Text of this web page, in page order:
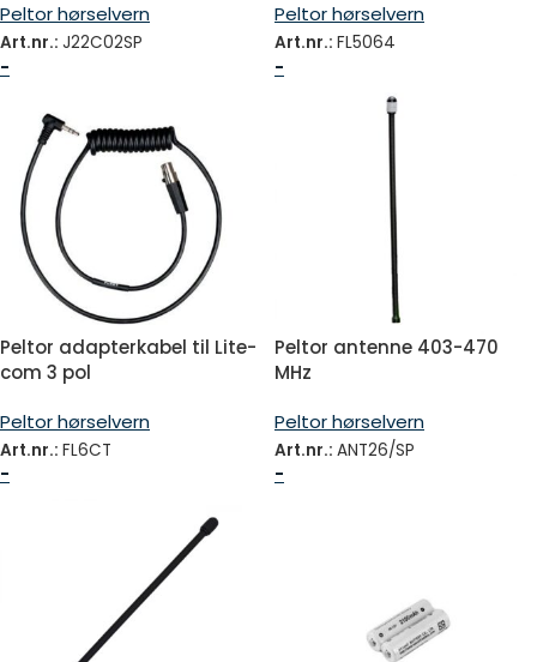
Peltor hørselvern
Art.nr.: J22C02SP
-
Peltor hørselvern
Art.nr.: FL5064
-
Peltor adapterkabel til Lite-
com 3 pol
Peltor hørselvern
Art.nr.: FL6CT
-
Peltor antenne 403-470
MHz
Peltor hørselvern
Art.nr.: ANT26/SP
-